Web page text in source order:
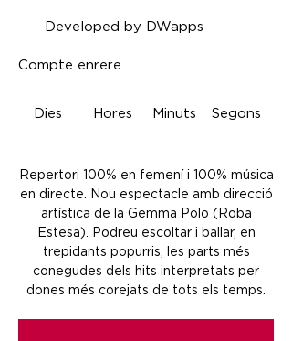
Segons
Minuts
Hores
Dies
Compte enrere
Developed by DWapps
Repertori 100% en femení i 100% música
en directe. Nou espectacle amb direcció
artística de la Gemma Polo (Roba
Estesa). Podreu escoltar i ballar, en
trepidants popurris, les parts més
conegudes dels hits interpretats per
dones més corejats de tots els temps.